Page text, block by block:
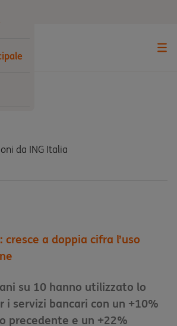
da ING Italia
a doppia cifra l’uso
su 10 hanno utilizzato lo
i servizi bancari con un +10%
precedente e un +22%